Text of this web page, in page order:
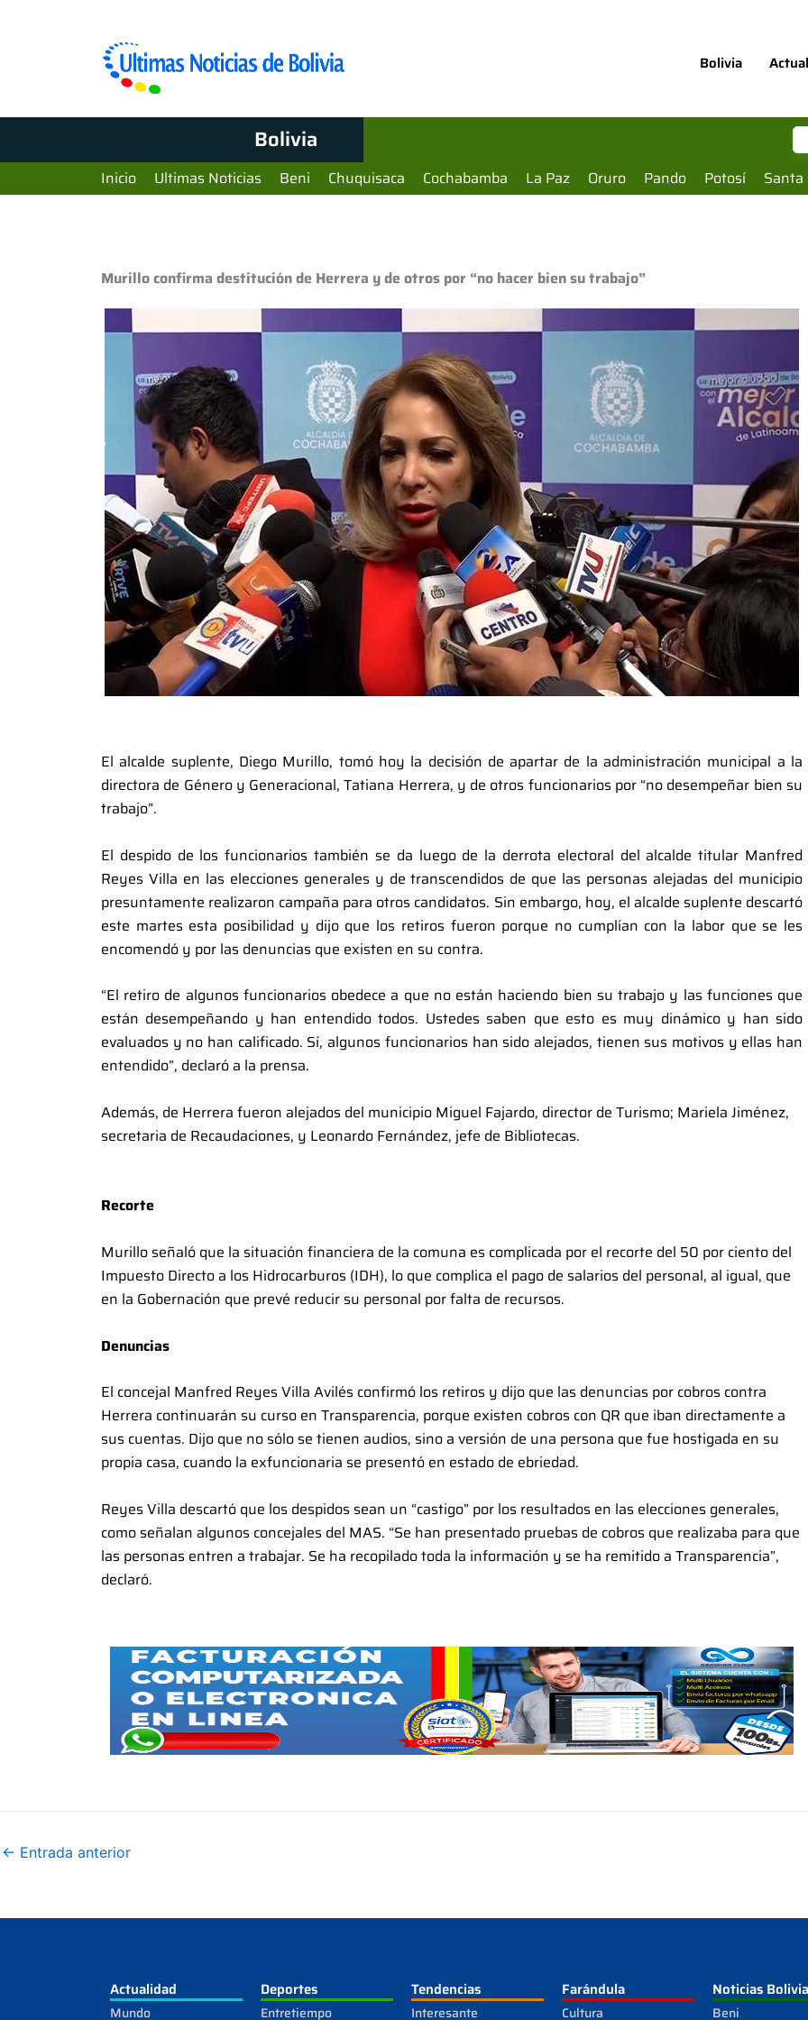
Bolivia
Bolivia
Inicio Ultimas Noticias Beni Chuquisaca Cochabamba La Paz Oruro Pando Potosí Santa
Murillo confirma destitución de Herrera y de otros por “no hacer bien su trabajo”
El alcalde suplente, Diego Murillo, tomó hoy la decisión de apartar de la administración municipal a la
directora de Género y Generacional, Tatiana Herrera, y de otros funcionarios por “no desempeñar bien su
trabajo”.
El despido de los funcionarios también se da luego de la derrota electoral del alcalde titular Manfred
Reyes Villa en las elecciones generales y de transcendidos de que las personas alejadas del municipio
presuntamente realizaron campaña para otros candidatos. Sin embargo, hoy, el alcalde suplente descartó
este martes esta posibilidad y dijo que los retiros fueron porque no cumplían con la labor que se les
encomendó y por las denuncias que existen en su contra.
“El retiro de algunos funcionarios obedece a que no están haciendo bien su trabajo y las funciones que
están desempeñando y han entendido todos. Ustedes saben que esto es muy dinámico y han sido
evaluados y no han calificado. Sí, algunos funcionarios han sido alejados, tienen sus motivos y ellas han
entendido”, declaró a la prensa.
Además, de Herrera fueron alejados del municipio Miguel Fajardo, director de Turismo; Mariela Jiménez,
secretaria de Recaudaciones, y Leonardo Fernández, jefe de Bibliotecas.
Recorte
Murillo señaló que la situación financiera de la comuna es complicada por el recorte del 50 por ciento del
Impuesto Directo a los Hidrocarburos (IDH), lo que complica el pago de salarios del personal, al igual, que
en la Gobernación que prevé reducir su personal por falta de recursos.
Denuncias
El concejal Manfred Reyes Villa Avilés confirmó los retiros y dijo que las denuncias por cobros contra
Herrera continuarán su curso en Transparencia, porque existen cobros con QR que iban directamente a
sus cuentas. Dijo que no sólo se tienen audios, sino a versión de una persona que fue hostigada en su
propia casa, cuando la exfuncionaria se presentó en estado de ebriedad.
Reyes Villa descartó que los despidos sean un “castigo” por los resultados en las elecciones generales,
como señalan algunos concejales del MAS. “Se han presentado pruebas de cobros que realizaba para que
las personas entren a trabajar. Se ha recopilado toda la información y se ha remitido a Transparencia”,
declaró.
← Entrada anterior
Actualidad
Mundo
Deportes
Entretiempo
Tendencias
Interesante
Farándula
Cultura
Noticias Bolivia
Beni